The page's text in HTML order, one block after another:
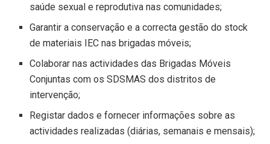
saúde sexual e reprodutiva nas comunidades;
Garantir a conservação e a correcta gestão do stock
de materiais IEC nas brigadas móveis;
Colaborar nas actividades das Brigadas Móveis
Conjuntas com os SDSMAS dos distritos de
intervenção;
Registar dados e fornecer informações sobre as
actividades realizadas (diárias, semanais e mensais);